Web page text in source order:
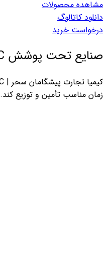
مشاهده محصولات
دانلود کاتالوگ
درخواست خرید
صنایع تحت پوشش KTPSIC
زمان مناسب تأمین و توزیع کند.